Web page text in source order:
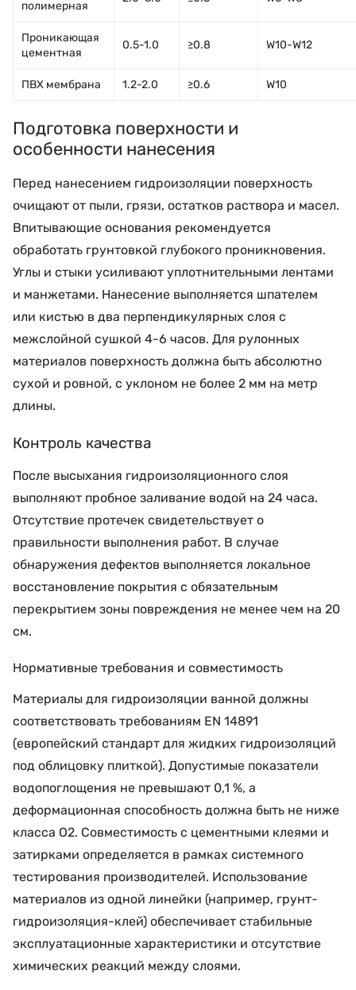
полимерная
Проникающая
цементная
0.5-1.0 ≥0.8 W10-W12
ПВХ мембрана 1.2-2.0 ≥0.6 W10
Подготовка поверхности и
особенности нанесения
Перед нанесением гидроизоляции поверхность
очищают от пыли, грязи, остатков раствора и масел.
Впитывающие основания рекомендуется
обработать грунтовкой глубокого проникновения.
Углы и стыки усиливают уплотнительными лентами
и манжетами. Нанесение выполняется шпателем
или кистью в два перпендикулярных слоя с
межслойной сушкой 4-6 часов. Для рулонных
материалов поверхность должна быть абсолютно
сухой и ровной, с уклоном не более 2 мм на метр
длины.
Контроль качества
После высыхания гидроизоляционного слоя
выполняют пробное заливание водой на 24 часа.
Отсутствие протечек свидетельствует о
правильности выполнения работ. В случае
обнаружения дефектов выполняется локальное
восстановление покрытия с обязательным
перекрытием зоны повреждения не менее чем на 20
см.
Нормативные требования и совместимость
Материалы для гидроизоляции ванной должны
соответствовать требованиям EN 14891
(европейский стандарт для жидких гидроизоляций
под облицовку плиткой). Допустимые показатели
водопоглощения не превышают 0,1 %, а
деформационная способность должна быть не ниже
класса O2. Совместимость с цементными клеями и
затирками определяется в рамках системного
тестирования производителей. Использование
материалов из одной линейки (например, грунт-
гидроизоляция-клей) обеспечивает стабильные
эксплуатационные характеристики и отсутствие
химических реакций между слоями.